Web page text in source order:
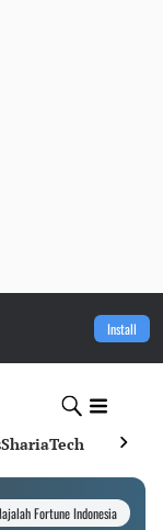
Install
ShariaTech
Fortune Indonesia